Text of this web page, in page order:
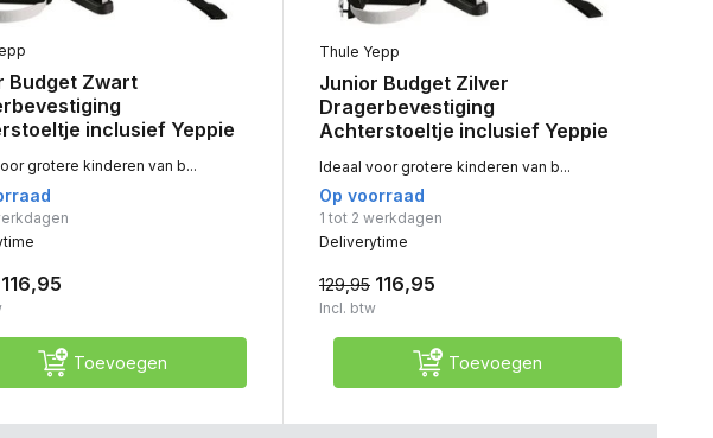
Budget Zwart
inclusief Yeppie
grotere kinderen van b...
116,95
Toevoegen
Thule Yepp
Junior Budget Zilver
Dragerbevestiging
Achterstoeltje inclusief Yeppie
Ideaal voor grotere kinderen van b...
Op voorraad
1 tot 2 werkdagen
Deliverytime
129,95 116,95
Incl. btw
Toevoegen